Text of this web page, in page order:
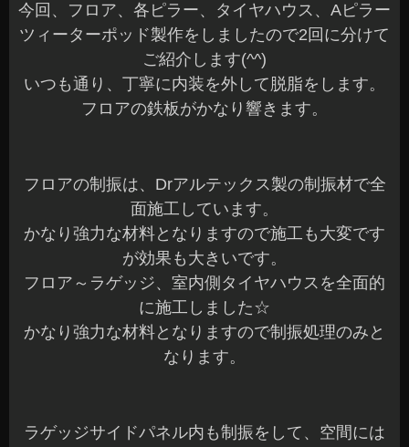
今回、フロア、各ピラー、タイヤハウス、Aピラー
ツィーターポッド製作をしましたので2回に分けて
ご紹介します(^^)
いつも通り、丁寧に内装を外して脱脂をします。
フロアの鉄板がかなり響きます。
フロアの制振は、Drアルテックス製の制振材で全
面施工しています。
かなり強力な材料となりますので施工も大変です
が効果も大きいです。
フロア～ラゲッジ、室内側タイヤハウスを全面的
に施工しました☆
かなり強力な材料となりますので制振処理のみと
なります。
ラゲッジサイドパネル内も制振をして、空間には